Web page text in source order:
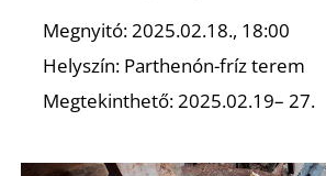
Megnyitó: 2025.02.18., 18:00
Helyszín: Parthenón-fríz terem
Megtekinthető: 2025.02.19– 27.